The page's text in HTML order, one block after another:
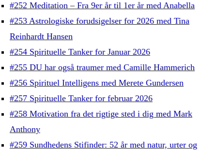
#252 Meditation – Fra 9er år til 1er år med Anabella
#253 Astrologiske forudsigelser for 2026 med Tina
Reinhardt Hansen
#254 Spirituelle Tanker for Januar 2026
#255 DU har også traumer med Camille Hammerich
#256 Spirituel Intelligens med Merete Gundersen
#257 Spirituelle Tanker for februar 2026
#258 Motivation fra det rigtige sted i dig med Mark
Anthony
#259 Sundhedens Stifinder: 52 år med natur, urter og